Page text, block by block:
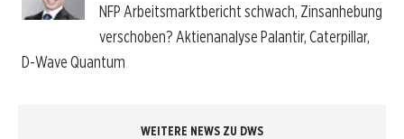
NFP Arbeitsmarktbericht schwach, Zinsanhebung
verschoben? Aktienanalyse Palantir, Caterpillar,
D-Wave Quantum
WEITERE NEWS ZU DWS